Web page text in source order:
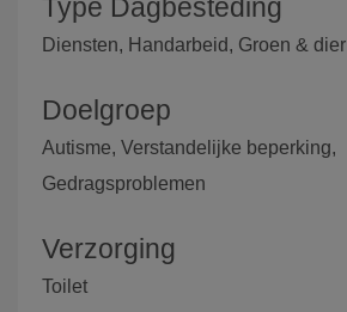
Type Dagbesteding
Diensten, Handarbeid, Groen & dier
Doelgroep
Autisme, Verstandelijke beperking,
Gedragsproblemen
Verzorging
Toilet